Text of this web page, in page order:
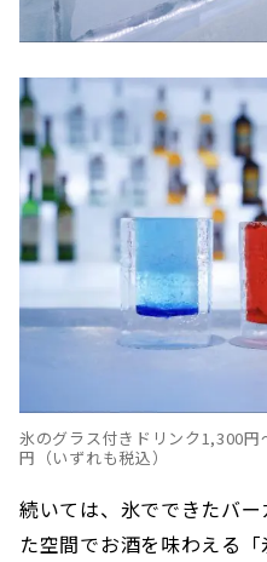
氷のグラス付きドリンク1,300
円（いずれも税込）
続いては、氷でできたバ
た空間でお酒を味わえる